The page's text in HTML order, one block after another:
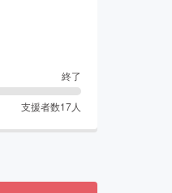
終了
支援者数17人